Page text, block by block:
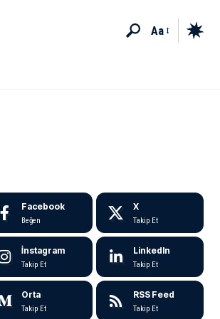
Aa
Facebook
Beğen
X
Takip Et
İnstagram
Takip Et
LinkedIn
Takip Et
Orta
Takip Et
RSS Feed
Takip Et